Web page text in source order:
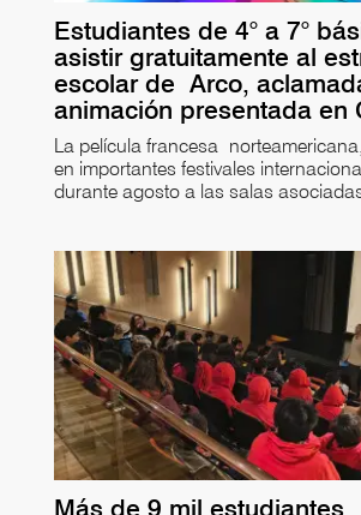
Estudiantes de 4° a 7°
asistir gratuitamente al
escolar de Arco,
animación presentada en
La película francesa
en importantes festivales
durante agosto a las salas
Más de 9 mil estudiantes